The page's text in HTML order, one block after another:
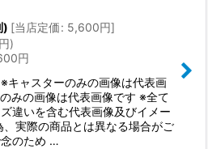
) [当店定価: 5,600円]
円)
円
キャスターのみの画像は代表画
みの画像は代表画像です ※全て
違いを含む代表画像及びイメー
、実際の商品とは異なる場合がご
のため …